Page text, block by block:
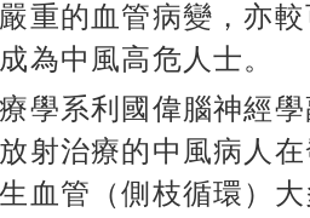
重的血管病變，亦
為中風高危人士。
學系利國偉腦神經
射治療的中風病人
血管（側枝循環）